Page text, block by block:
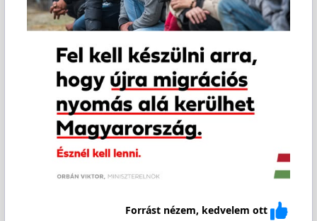
Forrást nézem, kedvelem ott